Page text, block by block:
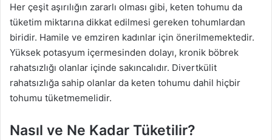
Her çeşit aşırılığın zararlı olması gibi, keten tohumu da
tüketim miktarına dikkat edilmesi gereken tohumlardan
biridir. Hamile ve emziren kadınlar için önerilmemektedir.
Yüksek potasyum içermesinden dolayı, kronik böbrek
rahatsızlığı olanlar içinde sakıncalıdır. Divertkülit
rahatsızlığa sahip olanlar da keten tohumu dahil hiçbir
tohumu tüketmemelidir.
Nasıl ve Ne Kadar Tüketilir?